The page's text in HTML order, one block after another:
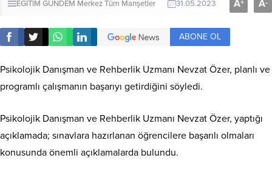
EĞİTİM GÜNDEM MerkezTüm Manşetler 31.05.2023 A+ A-
ABONE OL
Psikolojik Danışman ve Rehberlik Uzmanı Nevzat Özer, planlı ve
programlı çalışmanın başarıyı getirdiğini söyledi.
Psikolojik Danışman ve Rehberlik Uzmanı Nevzat Özer, yaptığı
açıklamada; sınavlara hazırlanan öğrencilere başarılı olmaları
konusunda önemli açıklamalarda bulundu.